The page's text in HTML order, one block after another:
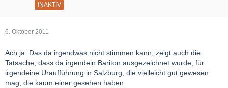
INAKTIV
6. Oktober 2011
Ach ja: Das da irgendwas nicht stimmen kann, zeigt auch die
Tatsache, dass da irgendein Bariton ausgezeichnet wurde, für
irgendeine Uraufführung in Salzburg, die vielleicht gut gewesen
mag, die kaum einer gesehen haben